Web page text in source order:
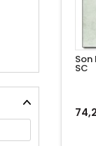
Son
SC